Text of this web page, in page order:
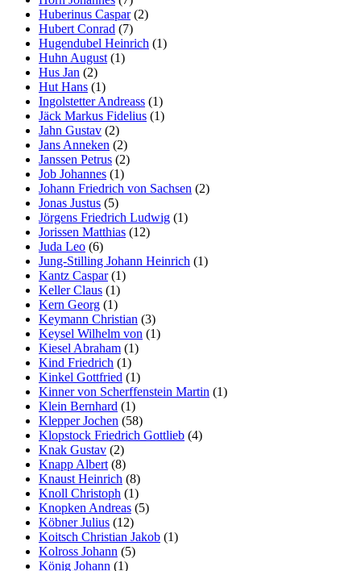
Huberinus Caspar(2)
Hubert Conrad (7)
Hugendubel Heinrich (1)
Huhn August (1)
Hus Jan (2)
Hut Hans (1)
Ingolstetter Andreass (1)
Jäck Markus Fidelius (1)
Jahn Gustav (2)
Jans Anneken (2)
Janssen Petrus (2)
Job Johannes (1)
Johann Friedrich von Sachsen (2)
Jonas Justus (5)
Jörgens Friedrich Ludwig (1)
Jorissen Matthias (12)
Juda Leo (6)
Jung-Stilling Johann Heinrich (1)
Kantz Caspar(1)
Keller Claus (1)
Kern Georg (1)
Keymann Christian (3)
Keysel Wilhelm von (1)
Kiesel Abraham (1)
Kind Friedrich (1)
Kinkel Gottfried (1)
Kinner von Scherffenstein Martin (1)
Klein Bernhard (1)
Klepper Jochen (58)
Klopstock Friedrich Gottlieb (4)
Knak Gustav (2)
Knapp Albert (8)
Knaust Heinrich (8)
Knoll Christoph (1)
Knopken Andreas (5)
Köbner Julius (12)
Koitsch Christian Jakob (1)
Kolross Johann (5)
König Johann (1)